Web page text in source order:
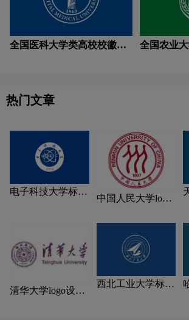
全国医科大学类高校校徽设
全国农业
热门文章
电子科技大学标志
中国人民大学logo
清华大学logo设计
西北工业大学标志